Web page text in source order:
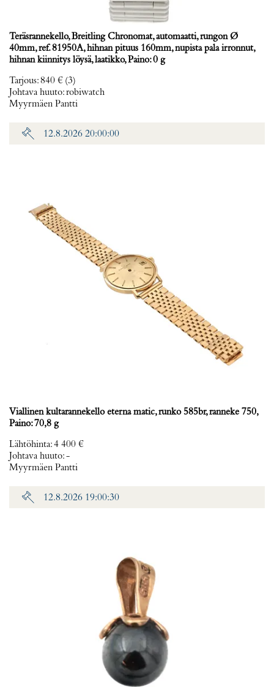
Teräsrannekello, Breitling Chronomat, automaatti, rungon Ø
40mm, ref. 81950A, hihnan pituus 160mm, nupista pala irronnut,
hihnan kiinnitys löysä, laatikko, Paino: 0 g
Tarjous:840 € (3)
Johtava huuto:robiwatch
Myyrmäen Pantti
12.8.2026 20:00:00
Viallinen kultarannekello eterna matic, runko 585br, ranneke 750,
Paino: 70,8 g
Lähtöhinta:4 400 €
Johtava huuto:-
Myyrmäen Pantti
12.8.2026 19:00:30